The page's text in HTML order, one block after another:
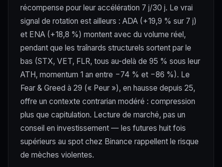
récompense pour leur accélération 7 j/30 j. Le vrai
signal de rotation est ailleurs : ADA (+19,9 % sur 7 j)
et ENA (+18,8 %) montent avec du volume réel,
pendant que les traînards structurels sortent par le
bas (STX, VET, FLR, tous au-delà de 95 % sous leur
ATH, momentum 1 an entre −74 % et −86 %). Le
Fear & Greed à 29 (« Peur »), en hausse depuis 25,
offre un contexte contrarian modéré : compression
plus que capitulation. Lecture de marché, pas un
conseil en investissement — les futures huit fois
supérieurs au spot chez Binance rappellent le risque
de mèches violentes.